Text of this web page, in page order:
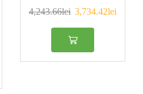
4,243.66lei 3,734.42lei